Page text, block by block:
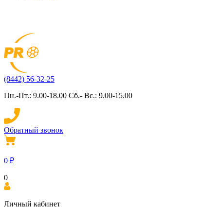
(8442) 56-32-25
Пн.-Пт.: 9.00-18.00 Сб.- Вс.: 9.00-15.00
Обратный звонок
0 ₽
0
Личный кабинет